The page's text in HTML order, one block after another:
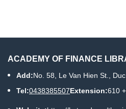
ACADEMY OF FINANCE
Add:No. 58, Le Van Hien St.,
Tel:0438385507Extension:610 +